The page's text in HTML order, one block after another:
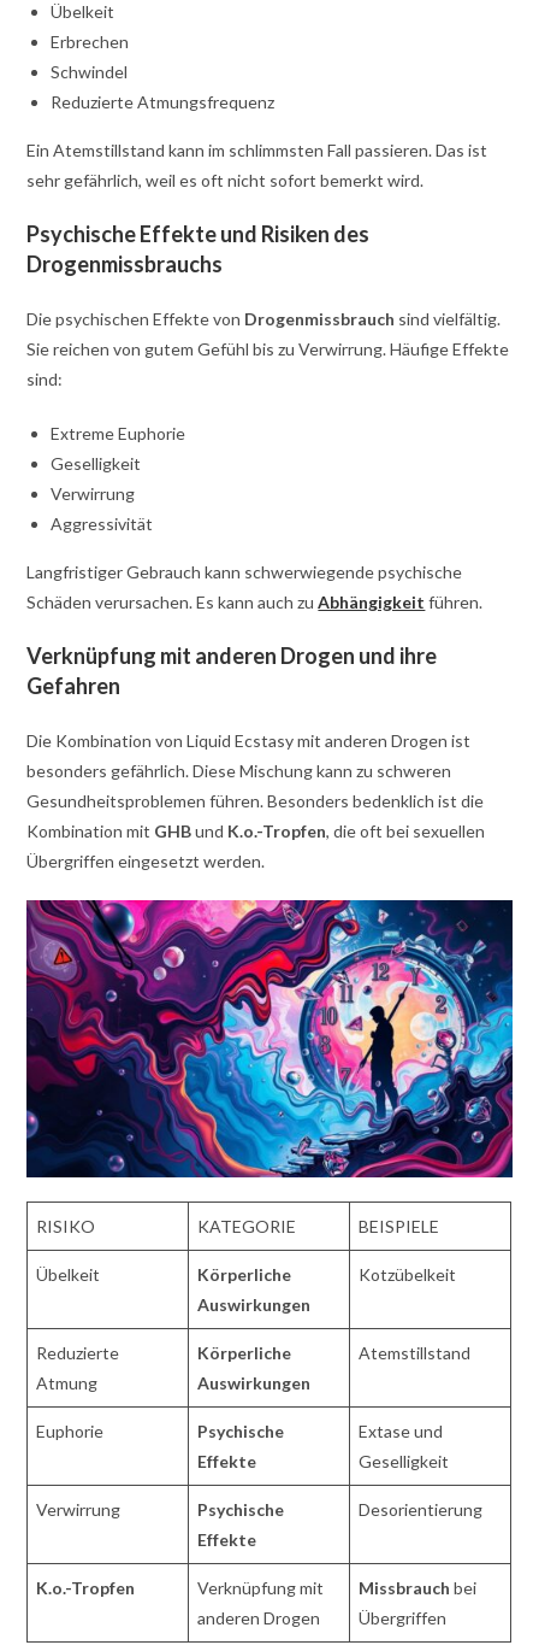
Übelkeit
Erbrechen
Schwindel
Reduzierte Atmungsfrequenz
Ein Atemstillstand kann im schlimmsten Fall passieren. Das ist
sehr gefährlich, weil es oft nicht sofort bemerkt wird.
Psychische Effekte und Risiken des
Drogenmissbrauchs
Die psychischen Effekte von Drogenmissbrauch sind vielfältig.
Sie reichen von gutem Gefühl bis zu Verwirrung. Häufige Effekte
sind:
Extreme Euphorie
Geselligkeit
Verwirrung
Aggressivität
Langfristiger Gebrauch kann schwerwiegende psychische
Schäden verursachen. Es kann auch zuAbhängigkeit führen.
Verknüpfung mit anderen Drogen und ihre
Gefahren
Die Kombination von Liquid Ecstasy mit anderen Drogen ist
besonders gefährlich. Diese Mischung kann zu schweren
Gesundheitsproblemen führen. Besonders bedenklich ist die
Kombination mit GHBund K.o.-Tropfen, die oft bei sexuellen
Übergriffen eingesetzt werden.
RISIKO KATEGORIE BEISPIELE
Übelkeit
Körperliche
Auswirkungen
Kotzübelkeit
Reduzierte
Atmung
Körperliche
Auswirkungen
Atemstillstand
Euphorie
Psychische
Effekte
Extase und
Geselligkeit
Verwirrung
Psychische
Effekte
Desorientierung
K.o.-Tropfen
Verknüpfung mit
anderen Drogen
Missbrauch bei
Übergriffen